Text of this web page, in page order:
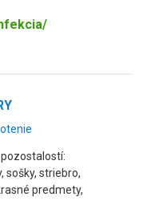
sošky, striebro,
predmety,